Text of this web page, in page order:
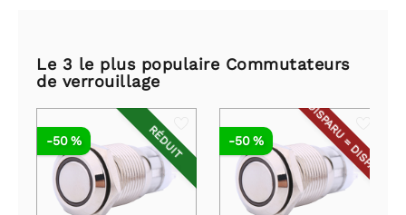
Le 3 le plus populaire Commutateurs
de verrouillage
RÉDUIT
-50 % DISPARU = DISPARU
-50 %